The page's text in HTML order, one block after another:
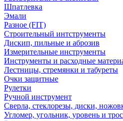
Шпатлевка
Эмали
Разное (FIT)
Строительный интструменты
Дискип, пильные и аброзив
Измерительные инструменты
Инструменты и расходные
Лестницы, стремянки и табуреты
Очки защитные
Рулетки
Ручной инструмент
Сверла, стеклорезы, диски,
Угломер, угольник, уровень и трос